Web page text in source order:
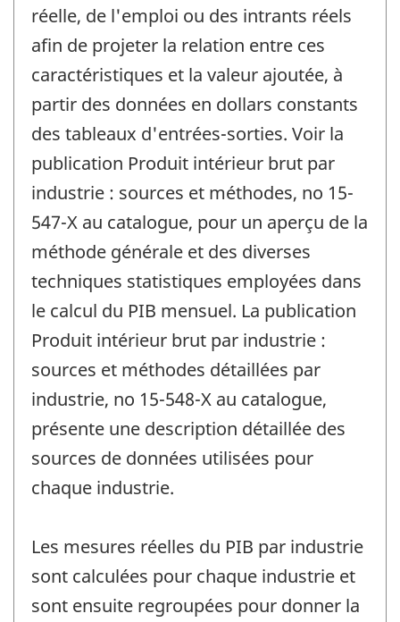
réelle, de l'emploi ou des intrants réels
afin de projeter la relation entre ces
caractéristiques et la valeur ajoutée, à
partir des données en dollars constants
des tableaux d'entrées-sorties. Voir la
publication Produit intérieur brut par
industrie : sources et méthodes, no 15-
547-X au catalogue, pour un aperçu de la
méthode générale et des diverses
techniques statistiques employées dans
le calcul du PIB mensuel. La publication
Produit intérieur brut par industrie :
sources et méthodes détaillées par
industrie, no 15-548-X au catalogue,
présente une description détaillée des
sources de données utilisées pour
chaque industrie.
Les mesures réelles du PIB par industrie
sont calculées pour chaque industrie et
sont ensuite regroupées pour donner la